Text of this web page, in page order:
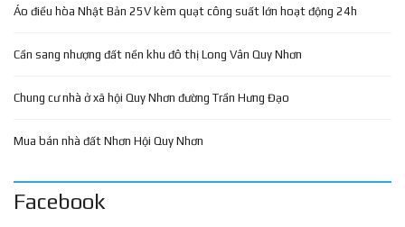
Áo điều hòa Nhật Bản 25V kèm quạt công suất lớn hoạt động 24h
Cần sang nhượng đất nền khu đô thị Long Vân Quy Nhơn
Chung cư nhà ở xã hội Quy Nhơn đường Trần Hưng Đạo
Mua bán nhà đất Nhơn Hội Quy Nhơn
Facebook